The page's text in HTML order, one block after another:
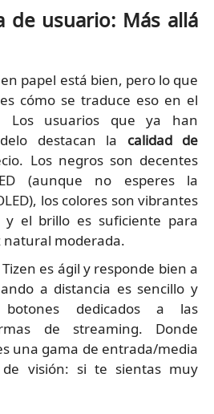
de usuario: Más allá
papel está bien, pero lo que
cómo se traduce eso en el
Los usuarios que ya han
destacan la calidad de
Los negros son decentes
(aunque no esperes la
los colores son vibrantes
y el brillo es suficiente para
natural moderada.
es ágil y responde bien a
a distancia es sencillo y
botones dedicados a las
de streaming. Donde
una gama de entrada/media
visión: si te sientas muy